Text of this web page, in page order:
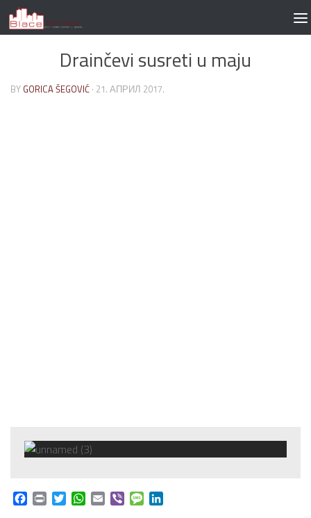
Skip to content
Drainčevi susreti u maju
BY GORICA ŠEGOVIĆ · 21. АПРИЛ 2017.
Facebook
Print TwitterWhatsApp
Email Viber Message